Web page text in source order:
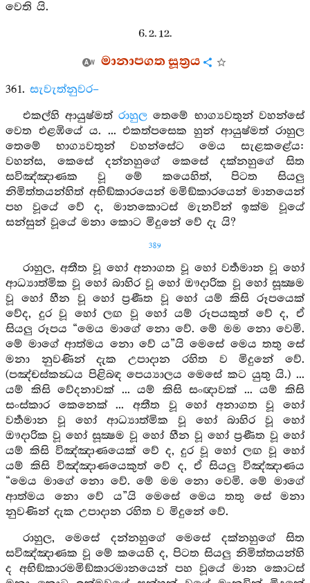
වෙති යි.
6. 2. 12.
මානාපගත සූත්‍රය
361. සැවැත්නුවර–
එකල්හි ආයුෂ්මත්රාහුල තෙමේ භාග්‍යවතුන් වහන්සේ
වෙත එළඹියේ ය. ... එකත්පසෙක හුන් ආයුෂ්මත් රාහුල
තෙමේ භාග්‍යවතුන් වහන්සේට මෙය සැළකළේය:
වහන්ස, කෙසේ දන්නහුගේ කෙසේ දක්නහුගේ සිත
සවිඤ්ඤාණක වූ මේ කයෙහිත්, පිටත සියලු
නිමිත්තයන්හිත් අභිඞ්කාරයෙන් මමිඞ්කාරයෙන් මානයෙන්
පහ වූයේ වේ ද, මානකොටස් මැනවින් ඉක්ම වූයේ
සන්සුන් වූයේ මනා කොට මිදුනේ වේ දැ යි?
389
රාහුල, අතීත වූ හෝ අනාගත වූ හෝ වර්‍තමාන වූ හෝ
ආධ්‍යාත්මික වූ හෝ බාහිර වූ හෝ ඖදාරික වූ හෝ සූක්‍ෂම
වූ හෝ හීන වූ හෝ ප්‍රණීත වූ හෝ යම් කිසි රූපයෙක්
වේද, දුර වූ හෝ ලඟ වූ හෝ යම් රූපයකුත් වේ ද, ඒ
සියලු රූපය “මෙය මාගේ නො වේ. මේ මම නො වෙමි.
මේ මාගේ ආත්මය නො වේ ය”යි මෙසේ මෙය තතු සේ
මනා නුවණින් දැක උපාදාන රහිත ව මිදුනේ වේ.
(පඤ්චස්කන්‍ධය පිළිබඳ පෙය්‍යාලය මෙසේ කට යුතු යි.) ...
යම් කිසි වේදනාවක් ... යම් කිසි සංඥාවක් ... යම් කිසි
සංස්කාර කෙනෙක් ... අතීත වූ හෝ අනාගත වූ හෝ
වර්‍තමාන වූ හෝ ආධ්‍යාත්මික වූ හෝ බාහිර වූ හෝ
ඖදාරික වූ හෝ සූක්‍ෂම වූ හෝ හීන වූ හෝ ප්‍රණීත වූ හෝ
යම් කිසි විඤ්ඤාණයෙක් වේ ද, දුර වූ හෝ ලඟ වූ හෝ
යම් කිසි විඤ්ඤාණයෙකුත් වේ ද, ඒ සියලු විඤ්ඤාණය
“මෙය මාගේ නො වේ. මේ මම නො වෙමි. මේ මාගේ
ආත්මය නො වේ ය”යි මෙසේ මෙය තතු සේ මනා
නුවණින් දැක උපාදාන රහිත ව මිදුනේ වේ.
රාහුල, මෙසේ දන්නහුගේ මෙසේ දක්නහුගේ සිත
සවිඤ්ඤාණක වූ මේ කයෙහි ද, පිටත සියලු නිමිත්තයන්හි
ද අභිඞ්කාරමමිඞ්කාරමානයෙන් පහ වූයේ මාන කොටස්